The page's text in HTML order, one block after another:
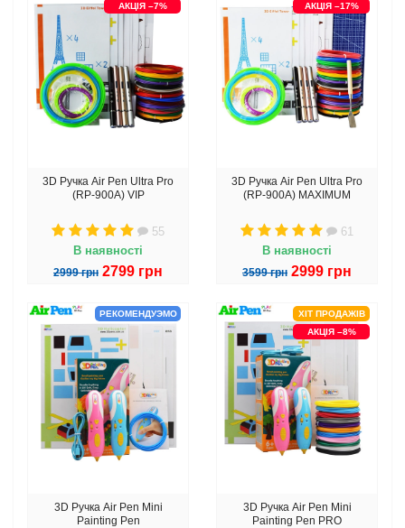
АКЦІЯ –7%
3D Ручка Air Pen Ultra Pro
(RP-900A) VIP
55
В наявності
2999 грн 2799 грн
АКЦІЯ –17%
3D Ручка Air Pen Ultra Pro
(RP-900A) MAXIMUM
61
В наявності
3599 грн 2999 грн
РЕКОМЕНДУЭМО
3D Ручка Air Pen Mini
Painting Pen
ХІТ ПРОДАЖІВ
АКЦІЯ –8%
3D Ручка Air Pen Mini
Painting Pen PRO